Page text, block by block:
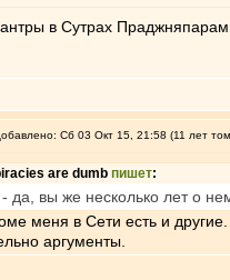
в Сутрах
Сб 03 Окт 15, 21:58 (11 лет
are dumb пишет:
да, вы же несколько лет о
меня в Сети есть и
аргументы.